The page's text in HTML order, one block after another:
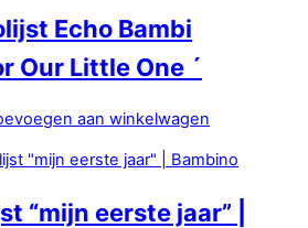
Echo Bambi
Our Little One ´
aan winkelwagen
“mijn eerste jaar” |